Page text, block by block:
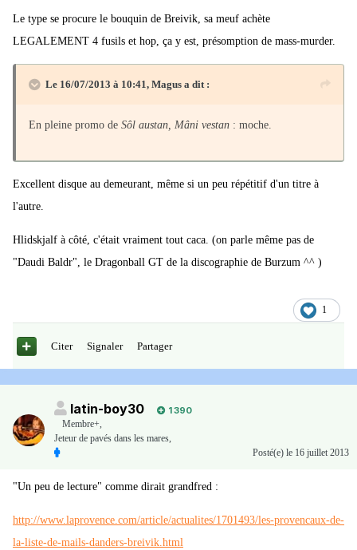
Le type se procure le bouquin de Breivik, sa meuf achète
LEGALEMENT 4 fusils et hop, ça y est, présomption de mass-murder.
Le 16/07/2013 à 10:41, Magus a dit :
En pleine promo de Sôl austan, Mâni vestan : moche.
Excellent disque au demeurant, même si un peu répétitif d'un titre à
l'autre.
Hlidskjalf à côté, c'était vraiment tout caca. (on parle même pas de
"Daudi Baldr", le Dragonball GT de la discographie de Burzum ^^ )
1
Citer Signaler Partager
latin-boy30
1 390
Membre+,
Jeteur de pavés dans les mares,
Posté(e) le 16 juillet 2013
"Un peu de lecture" comme dirait grandfred :
http://www.laprovence.com/article/actualites/1701493/les-provencaux-de-
la-liste-de-mails-danders-breivik.html